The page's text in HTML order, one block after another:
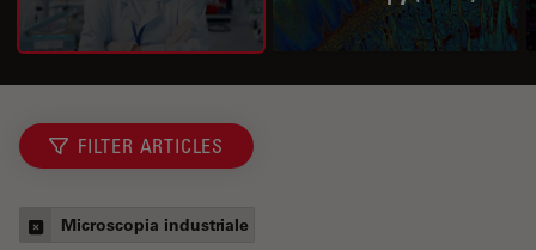
FILTER ARTICLES
Microscopia industriale